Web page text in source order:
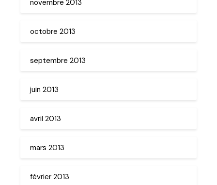
novembre 2013
octobre 2013
septembre 2013
juin 2013
avril 2013
mars 2013
février 2013